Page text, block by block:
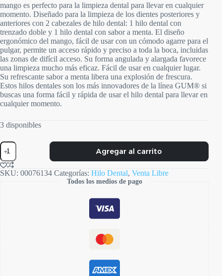
mango es perfecto para la limpieza dental para llevar en cualquier
momento. Diseñado para la limpieza de los dientes posteriores y
anteriores con 2 cabezales de hilo dental: 1 hilo dental con
trenzado doble y 1 hilo dental con sabor a menta. El diseño
ergonómico del mango, fácil de usar con un cómodo agarre para el
pulgar, permite un acceso rápido y preciso a toda la boca, incluidas
las zonas de difícil acceso. Su forma angulada y alargada favorece
una limpieza mucho más eficaz. Fácil de usar en cualquier lugar.
Su refrescante sabor a menta libera una explosión de frescura.
Estos hilos dentales son los más innovadores de la línea GUM® si
buscas una forma fácil y rápida de usar el hilo dental para llevar en
cualquier momento.
3 disponibles
Flosser
Dual
Technique
cantidad
Agregar al carrito
SKU: 00076134 Categorías: Hilo Dental, Venta Libre
Todos los medios de pago